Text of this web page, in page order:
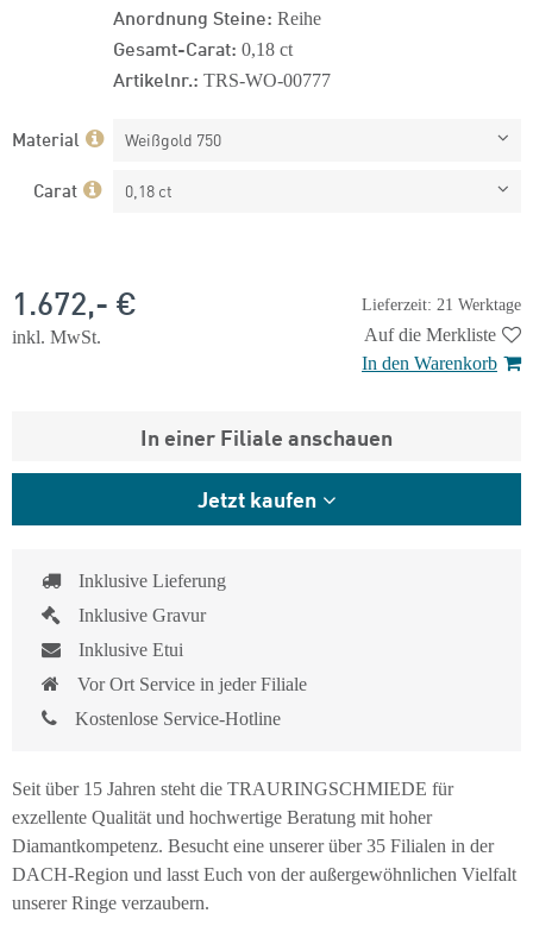
Anordnung Steine: Reihe
Gesamt-Carat: 0,18 ct
Artikelnr.: TRS-WO-00777
Material Weißgold 750
Carat 0,18 ct
Lieferzeit: 21 Werktage
1.672,- €
inkl. MwSt.
Auf die Merkliste
In den Warenkorb
In einer Filiale anschauen
Jetzt kaufen
Inklusive Lieferung
Inklusive Gravur
Inklusive Etui
Vor Ort Service in jeder Filiale
Kostenlose Service-Hotline
Seit über 15 Jahren steht die TRAURINGSCHMIEDE für
exzellente Qualität und hochwertige Beratung mit hoher
Diamantkompetenz. Besucht eine unserer über 35 Filialen in der
DACH-Region und lasst Euch von der außergewöhnlichen Vielfalt
unserer Ringe verzaubern.